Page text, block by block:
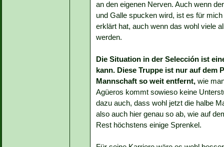
an den eigenen Nerven. Auch wenn
und Galle spucken wird, ist es für
erklärt hat, auch wenn das wohl viele
werden.
Die Situation in der Selección ist
kann. Diese Truppe ist nur auf dem
Mannschaft so weit entfernt, wie
Agüeros kommt sowieso keine
dazu auch, dass wohl jetzt die halbe
also auch hier genau so ab, wie auf
Rest höchstens einige Sprenkel.